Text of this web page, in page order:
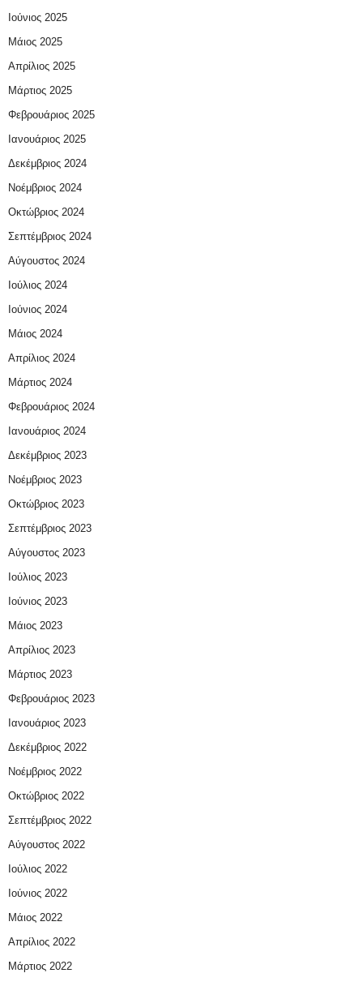
Ιούνιος 2025
Μάιος 2025
Απρίλιος 2025
Μάρτιος 2025
Φεβρουάριος 2025
Ιανουάριος 2025
Δεκέμβριος 2024
Νοέμβριος 2024
Οκτώβριος 2024
Σεπτέμβριος 2024
Αύγουστος 2024
Ιούλιος 2024
Ιούνιος 2024
Μάιος 2024
Απρίλιος 2024
Μάρτιος 2024
Φεβρουάριος 2024
Ιανουάριος 2024
Δεκέμβριος 2023
Νοέμβριος 2023
Οκτώβριος 2023
Σεπτέμβριος 2023
Αύγουστος 2023
Ιούλιος 2023
Ιούνιος 2023
Μάιος 2023
Απρίλιος 2023
Μάρτιος 2023
Φεβρουάριος 2023
Ιανουάριος 2023
Δεκέμβριος 2022
Νοέμβριος 2022
Οκτώβριος 2022
Σεπτέμβριος 2022
Αύγουστος 2022
Ιούλιος 2022
Ιούνιος 2022
Μάιος 2022
Απρίλιος 2022
Μάρτιος 2022